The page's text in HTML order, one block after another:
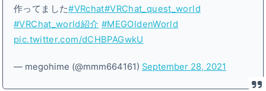
作ってました#VRchat#VRChat_quest_world
#VRChat_world紹介 #MEGOldenWorld
pic.twitter.com/dCHBPAGwkU
— megohime (@mmm664161) September 28, 2021